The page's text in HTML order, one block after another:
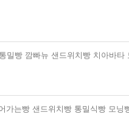
밀빵 깜빠뉴 샌드위치빵 치아바타
는빵 샌드위치빵 통밀식빵 모닝